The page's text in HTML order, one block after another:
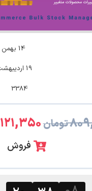
14 بهمن 1398
19 اردیبهشت 1405
3384
تومان۱۲۱,۳۵۰
فروش